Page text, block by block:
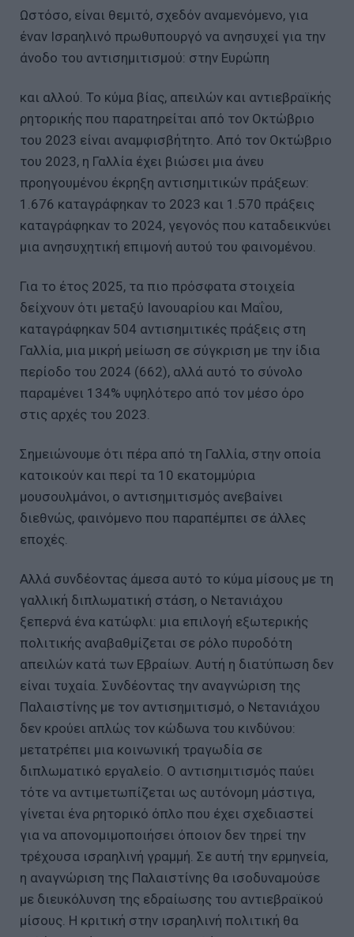
Ωστόσο, είναι θεμιτό, σχεδόν αναμενόμενο, για
έναν Ισραηλινό πρωθυπουργό να ανησυχεί για την
άνοδο του αντισημιτισμού: στην Ευρώπη
και αλλού. Το κύμα βίας, απειλών και αντιεβραϊκής
ρητορικής που παρατηρείται από τον Οκτώβριο
του 2023 είναι αναμφισβήτητο. Από τον Οκτώβριο
του 2023, η Γαλλία έχει βιώσει μια άνευ
προηγουμένου έκρηξη αντισημιτικών πράξεων:
1.676 καταγράφηκαν το 2023 και 1.570 πράξεις
καταγράφηκαν το 2024, γεγονός που καταδεικνύει
μια ανησυχητική επιμονή αυτού του φαινομένου.
Για το έτος 2025, τα πιο πρόσφατα στοιχεία
δείχνουν ότι μεταξύ Ιανουαρίου και Μαΐου,
καταγράφηκαν 504 αντισημιτικές πράξεις στη
Γαλλία, μια μικρή μείωση σε σύγκριση με την ίδια
περίοδο του 2024 (662), αλλά αυτό το σύνολο
παραμένει 134% υψηλότερο από τον μέσο όρο
στις αρχές του 2023.
Σημειώνουμε ότι πέρα από τη Γαλλία, στην οποία
κατοικούν και περί τα 10 εκατομμύρια
μουσουλμάνοι, ο αντισημιτισμός ανεβαίνει
διεθνώς, φαινόμενο που παραπέμπει σε άλλες
εποχές.
Αλλά συνδέοντας άμεσα αυτό το κύμα μίσους με τη
γαλλική διπλωματική στάση, ο Νετανιάχου
ξεπερνά ένα κατώφλι: μια επιλογή εξωτερικής
πολιτικής αναβαθμίζεται σε ρόλο πυροδότη
απειλών κατά των Εβραίων. Αυτή η διατύπωση δεν
είναι τυχαία. Συνδέοντας την αναγνώριση της
Παλαιστίνης με τον αντισημιτισμό, ο Νετανιάχου
δεν κρούει απλώς τον κώδωνα του κινδύνου:
μετατρέπει μια κοινωνική τραγωδία σε
διπλωματικό εργαλείο. Ο αντισημιτισμός παύει
τότε να αντιμετωπίζεται ως αυτόνομη μάστιγα,
γίνεται ένα ρητορικό όπλο που έχει σχεδιαστεί
για να απονομιμοποιήσει όποιον δεν τηρεί την
τρέχουσα ισραηλινή γραμμή. Σε αυτή την ερμηνεία,
η αναγνώριση της Παλαιστίνης θα ισοδυναμούσε
με διευκόλυνση της εδραίωσης του αντιεβραϊκού
μίσους. Η κριτική στην ισραηλινή πολιτική θα